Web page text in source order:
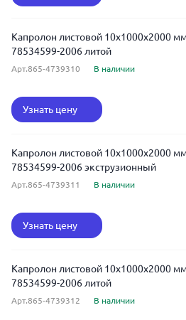
Капролон листовой 10x1000x2000
78534599-2006 литой
Арт.865-4739310 В наличии
Узнать цену
Капролон листовой 10x1000x2000
78534599-2006 экструзионный
Арт.865-4739311 В наличии
Узнать цену
Капролон листовой 10x1000x2000
78534599-2006 литой
Арт.865-4739312 В наличии